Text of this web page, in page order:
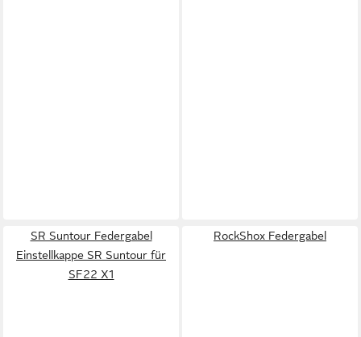
SR Suntour Federgabel
Einstellkappe SR Suntour für
SF22 X1
RockShox Federgabel